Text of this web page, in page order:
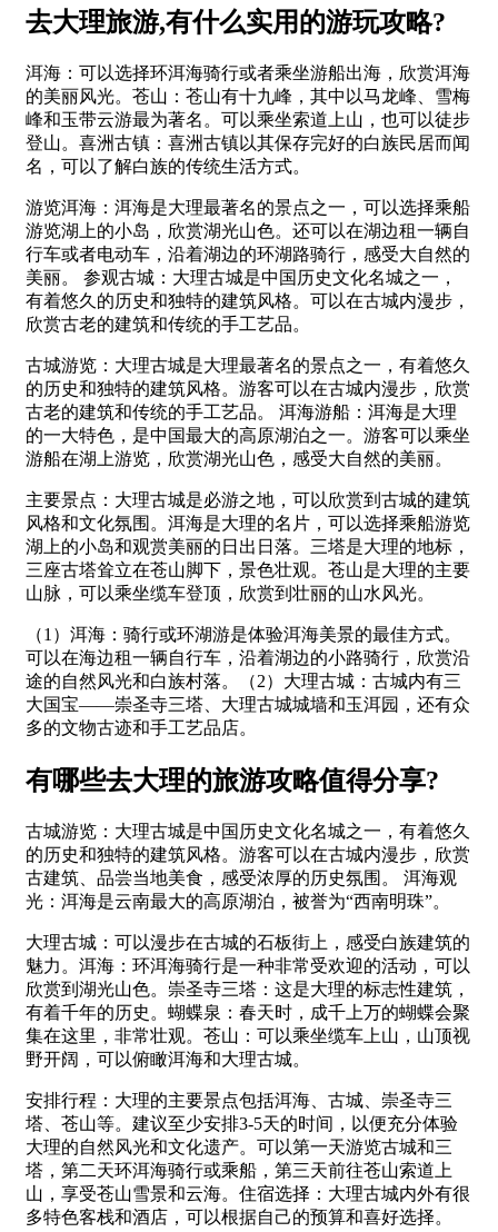
去大理旅游,有什么实用的游玩攻略?
洱海：可以选择环洱海骑行或者乘坐游船出海，欣赏洱海
的美丽风光。苍山：苍山有十九峰，其中以马龙峰、雪梅
峰和玉带云游最为著名。可以乘坐索道上山，也可以徒步
登山。喜洲古镇：喜洲古镇以其保存完好的白族民居而闻
名，可以了解白族的传统生活方式。
游览洱海：洱海是大理最著名的景点之一，可以选择乘船
游览湖上的小岛，欣赏湖光山色。还可以在湖边租一辆自
行车或者电动车，沿着湖边的环湖路骑行，感受大自然的
美丽。 参观古城：大理古城是中国历史文化名城之一，
有着悠久的历史和独特的建筑风格。可以在古城内漫步，
欣赏古老的建筑和传统的手工艺品。
古城游览：大理古城是大理最著名的景点之一，有着悠久
的历史和独特的建筑风格。游客可以在古城内漫步，欣赏
古老的建筑和传统的手工艺品。 洱海游船：洱海是大理
的一大特色，是中国最大的高原湖泊之一。游客可以乘坐
游船在湖上游览，欣赏湖光山色，感受大自然的美丽。
主要景点：大理古城是必游之地，可以欣赏到古城的建筑
风格和文化氛围。洱海是大理的名片，可以选择乘船游览
湖上的小岛和观赏美丽的日出日落。三塔是大理的地标，
三座古塔耸立在苍山脚下，景色壮观。苍山是大理的主要
山脉，可以乘坐缆车登顶，欣赏到壮丽的山水风光。
（1）洱海：骑行或环湖游是体验洱海美景的最佳方式。
可以在海边租一辆自行车，沿着湖边的小路骑行，欣赏沿
途的自然风光和白族村落。（2）大理古城：古城内有三
大国宝——崇圣寺三塔、大理古城城墙和玉洱园，还有众
多的文物古迹和手工艺品店。
有哪些去大理的旅游攻略值得分享?
古城游览：大理古城是中国历史文化名城之一，有着悠久
的历史和独特的建筑风格。游客可以在古城内漫步，欣赏
古建筑、品尝当地美食，感受浓厚的历史氛围。 洱海观
光：洱海是云南最大的高原湖泊，被誉为“西南明珠”。
大理古城：可以漫步在古城的石板街上，感受白族建筑的
魅力。洱海：环洱海骑行是一种非常受欢迎的活动，可以
欣赏到湖光山色。崇圣寺三塔：这是大理的标志性建筑，
有着千年的历史。蝴蝶泉：春天时，成千上万的蝴蝶会聚
集在这里，非常壮观。苍山：可以乘坐缆车上山，山顶视
野开阔，可以俯瞰洱海和大理古城。
安排行程：大理的主要景点包括洱海、古城、崇圣寺三
塔、苍山等。建议至少安排3-5天的时间，以便充分体验
大理的自然风光和文化遗产。可以第一天游览古城和三
塔，第二天环洱海骑行或乘船，第三天前往苍山索道上
山，享受苍山雪景和云海。住宿选择：大理古城内外有很
多特色客栈和酒店，可以根据自己的预算和喜好选择。